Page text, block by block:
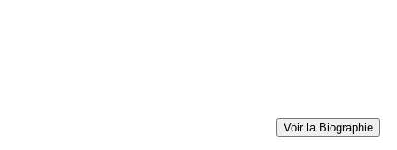
Voir la Biographie